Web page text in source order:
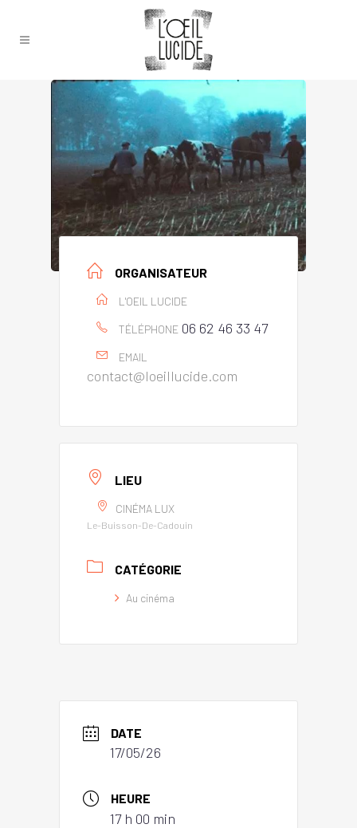
ORGANISATEUR
L'OEIL LUCIDE
TÉLÉPHONE 06 62 46 33 47
EMAIL
contact@loeillucide.com
LIEU
CINÉMA LUX
Le-Buisson-De-Cadouin
CATÉGORIE
Au cinéma
DATE
17/05/26
HEURE
17 h 00 min